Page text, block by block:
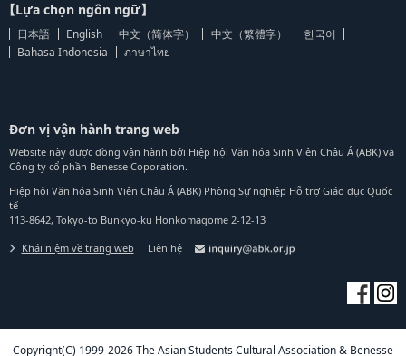
【Lựa chọn ngôn ngữ】
日本語 English 中文（简体字） 中文（繁體字）
한국어
Bahasa Indonesia
ภาษาไทย
Đơn vị vận hành trang web
Website này được đồng vận hành bởi Hiệp hội Văn hóa Sinh Viên Châu Á (ABK) và
Công ty cổ phần Benesse Coporation.
Hiệp hội Văn hóa Sinh Viên Châu Á (ABK) Phòng Sự nghiệp Hỗ trợ Giáo dục Quốc
tế
113-8642, Tokyo-to Bunkyo-ku Honkomagome 2-12-13
Khái niệm về trang web Liên hệ
Copyright(C) 1999-2026 The Asian Students Cultural Association & Benesse